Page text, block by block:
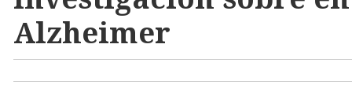
Alzheimer